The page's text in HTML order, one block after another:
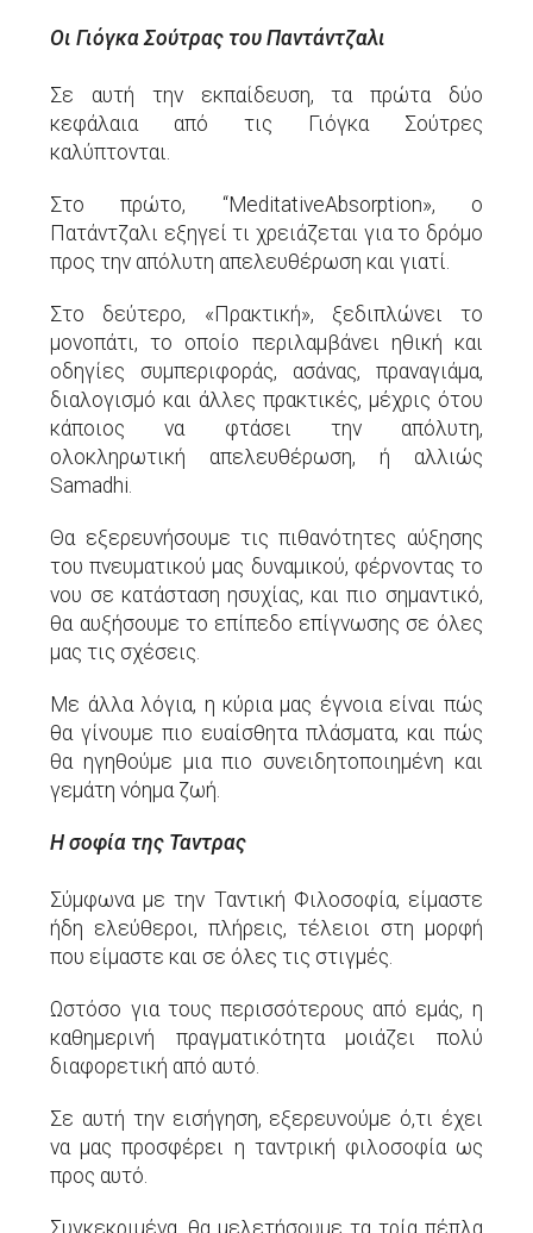
Οι Γιόγκα Σούτρας του Παντάντζαλι
Σε αυτή την εκπαίδευση, τα πρώτα δύο
κεφάλαια από τις Γιόγκα Σούτρες
καλύπτονται.
Στο πρώτο, “MeditativeAbsorption», ο
Πατάντζαλι εξηγεί τι χρειάζεται για το δρόμο
προς την απόλυτη απελευθέρωση και γιατί.
Στο δεύτερο, «Πρακτική», ξεδιπλώνει το
μονοπάτι, το οποίο περιλαμβάνει ηθική και
οδηγίες συμπεριφοράς, ασάνας, πραναγιάμα,
διαλογισμό και άλλες πρακτικές, μέχρις ότου
κάποιος να φτάσει την απόλυτη,
ολοκληρωτική απελευθέρωση, ή αλλιώς
Samadhi.
Θα εξερευνήσουμε τις πιθανότητες αύξησης
του πνευματικού μας δυναμικού, φέρνοντας το
νου σε κατάσταση ησυχίας, και πιο σημαντικό,
θα αυξήσουμε το επίπεδο επίγνωσης σε όλες
μας τις σχέσεις.
Με άλλα λόγια, η κύρια μας έγνοια είναι πώς
θα γίνουμε πιο ευαίσθητα πλάσματα, και πώς
θα ηγηθούμε μια πιο συνειδητοποιημένη και
γεμάτη νόημα ζωή.
Η σοφία της Ταντρας
Σύμφωνα με την Ταντική Φιλοσοφία, είμαστε
ήδη ελεύθεροι, πλήρεις, τέλειοι στη μορφή
που είμαστε και σε όλες τις στιγμές.
Ωστόσο για τους περισσότερους από εμάς, η
καθημερινή πραγματικότητα μοιάζει πολύ
διαφορετική από αυτό.
Σε αυτή την εισήγηση, εξερευνούμε ό,τι έχει
να μας προσφέρει η ταντρική φιλοσοφία ως
προς αυτό.